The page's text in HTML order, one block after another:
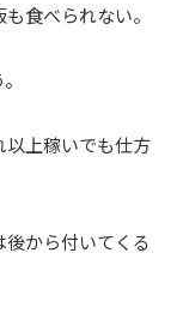
食べられない。
以上稼いでも仕方
から付いてくる